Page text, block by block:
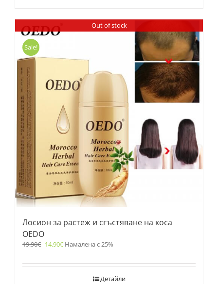
Out of stock
Sale!
Лосион за растеж и сгъстяване на коса
OEDO
19.90€ 14.90€ Намалена с 25%
Детайли